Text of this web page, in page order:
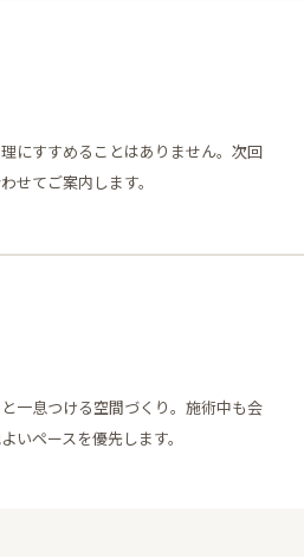
にすすめることはありません。次回
せてご案内します。
一息つける空間づくり。施術中も会
いペースを優先します。